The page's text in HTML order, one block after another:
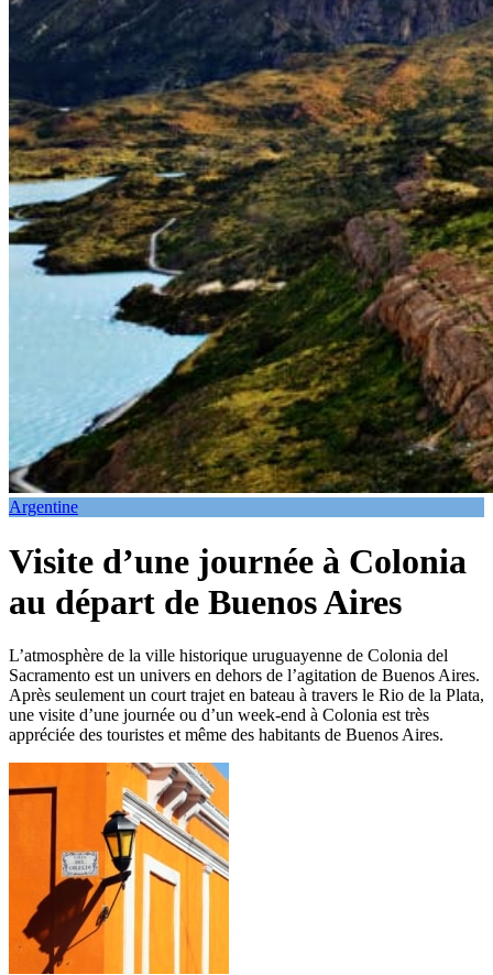
Argentine
Visite d’une journée à Colonia
au départ de Buenos Aires
L’atmosphère de la ville historique uruguayenne de Colonia del
Sacramento est un univers en dehors de l’agitation de Buenos Aires.
Après seulement un court trajet en bateau à travers le Rio de la Plata,
une visite d’une journée ou d’un week-end à Colonia est très
appréciée des touristes et même des habitants de Buenos Aires.